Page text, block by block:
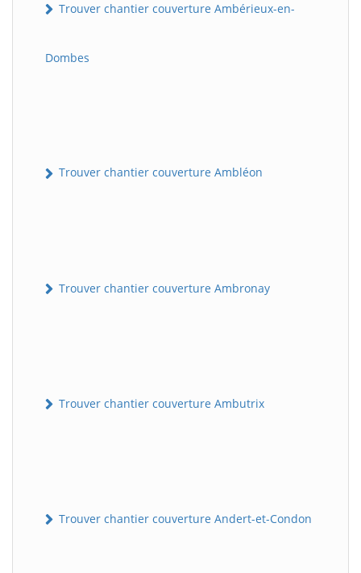
Trouver chantier couverture Ambérieux-en-
Dombes
Trouver chantier couverture Ambléon
Trouver chantier couverture Ambronay
Trouver chantier couverture Ambutrix
Trouver chantier couverture Andert-et-Condon